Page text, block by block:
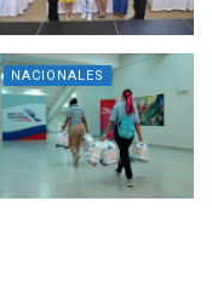
NACIONALES